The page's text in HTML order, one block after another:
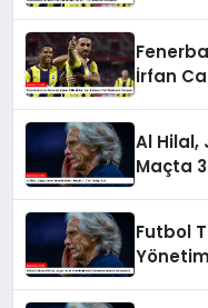
İrfan
Al Hilal,
Maçta
Futbol